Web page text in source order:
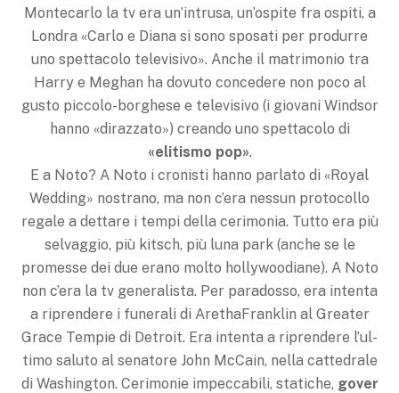
Mon­tecarlo la tv era un’intrusa, un’ospite fra ospiti, a
Londra «Carlo e Diana si sono sposati per produrre
uno spettacolo televisivo». Anche il matrimonio tra
Harry e Meghan ha dovuto concedere non poco al
gusto piccolo-borghese e televisivo (i giovani Windsor
hanno «dirazzato») creando uno spettacolo di
«elitismo pop».
E a Noto? A Noto i cronisti hanno parlato di «Royal
Wedding» nostrano, ma non c’era nessun pro­tocollo
regale a dettare i tempi della cerimonia. Tutto era più
selvaggio, più kitsch, più luna park (anche se le
promesse dei due erano molto holly­woodiane). A Noto
non c’era la tv ge­neralista. Per paradosso, era intenta
a riprendere i funerali di ArethaFranklin al Greater
Grace Tempie di Detroit. Era intenta a riprendere l’ul­
timo saluto al senatore John McCain, nella cattedrale
di Washington. Ceri­monie impeccabili, statiche, gover­